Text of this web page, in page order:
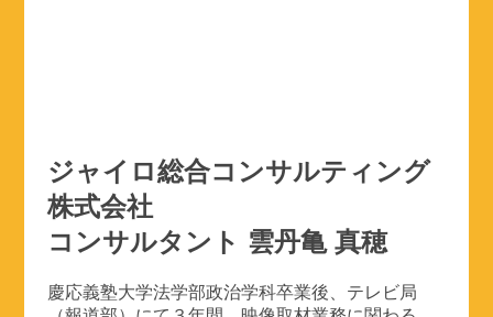
ジャイロ総合コンサルティング
株式会社
コンサルタント 雲丹亀 真穂
慶応義塾大学法学部政治学科卒業後、テレビ局